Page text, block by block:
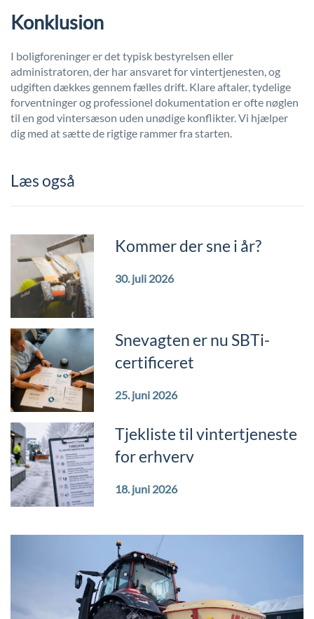
Konklusion
I boligforeninger er det typisk bestyrelsen eller
administratoren, der har ansvaret for vintertjenesten, og
udgiften dækkes gennem fælles drift. Klare aftaler, tydelige
forventninger og professionel dokumentation er ofte nøglen
til en god vintersæson uden unødige konflikter. Vi hjælper
dig med at sætte de rigtige rammer fra starten.
Læs også
Kommer der sne i år?
30. juli 2026
Snevagten er nu SBTi-
certificeret
25. juni 2026
Tjekliste til vintertjeneste
for erhverv
18. juni 2026